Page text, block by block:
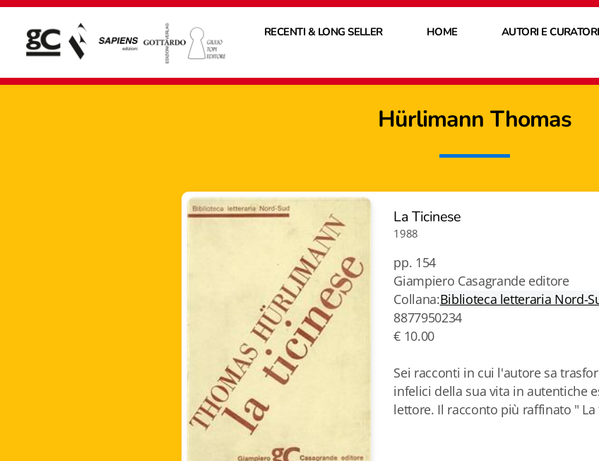
RECENTI & LONG SELLER HOME AUTORI E CURATORI
Hürlimann Thomas
La Ticinese
1988
pp. 154
Giampiero Casagrande editore
Collana:Biblioteca letteraria Nord-
8877950234
€ 10.00
Sei racconti in cui l'autore sa
infelici della sua vita in autentiche
lettore. Il racconto più raffinato " La